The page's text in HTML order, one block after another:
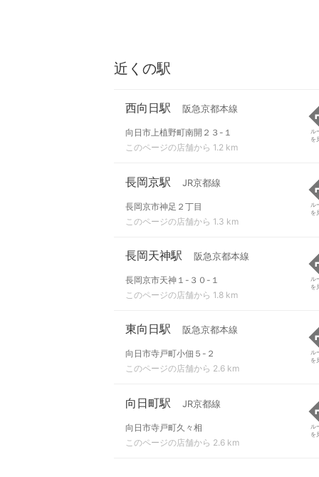
近くの駅
西向日駅 阪急京都本線
向日市上植野町南開２３-１
このページの店舗から 1.2 km
ル
を
長岡京駅 JR京都線
長岡京市神足２丁目
このページの店舗から 1.3 km
ル
を
長岡天神駅 阪急京都本線
長岡京市天神１-３０-１
このページの店舗から 1.8 km
ル
を
東向日駅 阪急京都本線
向日市寺戸町小佃５-２
このページの店舗から 2.6 km
ル
を
向日町駅 JR京都線
向日市寺戸町久々相
このページの店舗から 2.6 km
ル
を